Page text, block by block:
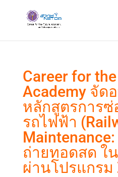
Career for
Academy จัด
หลักสูตรการซ่
รถไฟฟ้า
Maintenance:
ถ่ายทอดสด ใ
ผ่านโปรแกรม